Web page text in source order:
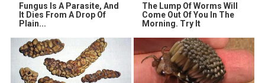
Fungus Is A Parasite, And
It Dies From A Drop Of
Plain...
The Lump Of Worms Will
Come Out Of You In The
Morning. Try It